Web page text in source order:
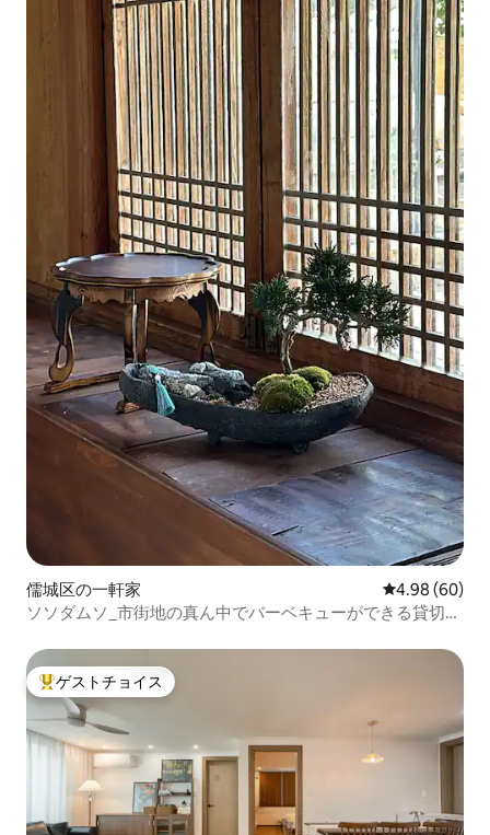
儒城区の一軒家 レビュー60件
4.98 (60)
ソソダムソ_市街地の真ん中でバーベキューができる貸切の
大好評のゲストチョイスです。
ゲストチョイス